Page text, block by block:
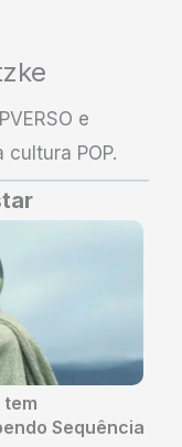
e
cultura POP.
tem
Sequência